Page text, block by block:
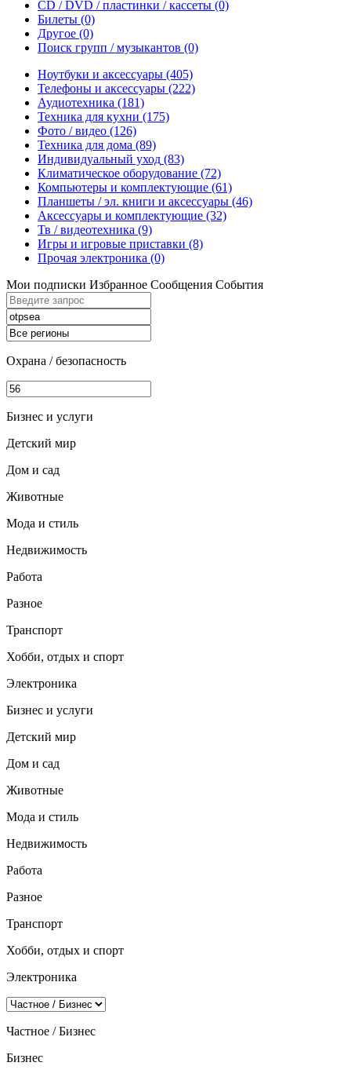
CD / DVD / пластинки / кассеты (0)
Билеты (0)
Другое (0)
Поиск групп / музыкантов (0)
Ноутбуки и аксессуары (405)
Телефоны и аксессуары (222)
Аудиотехника (181)
Техника для кухни (175)
Фото / видео (126)
Техника для дома (89)
Индивидуальный уход (83)
Климатическое оборудование (72)
Компьютеры и комплектующие (61)
Планшеты / эл. книги и аксессуары (46)
Аксессуары и комплектующие (32)
Тв / видеотехника (9)
Игры и игровые приставки (8)
Прочая электроника (0)
Мои подписки Избранное Сообщения События
Охрана / безопасность
Бизнес и услуги
Детский мир
Дом и сад
Животные
Мода и стиль
Недвижимость
Работа
Разное
Транспорт
Хобби, отдых и спорт
Электроника
Бизнес и услуги
Детский мир
Дом и сад
Животные
Мода и стиль
Недвижимость
Работа
Разное
Транспорт
Хобби, отдых и спорт
Электроника
Частное / Бизнес
Бизнес